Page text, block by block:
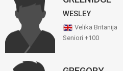
WESLEY
Velika Britanija
Seniori +100